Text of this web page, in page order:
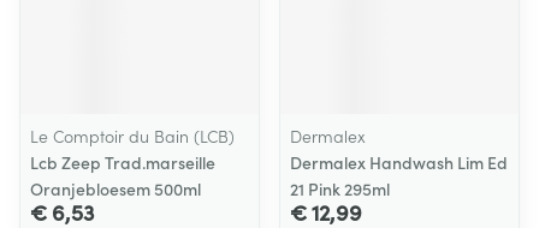
Le Comptoir du Bain (LCB)
Lcb Zeep Trad.marseille
Oranjebloesem 500ml
€ 6,53
Dermalex
Dermalex Handwash Lim Ed
21 Pink 295ml
€ 12,99